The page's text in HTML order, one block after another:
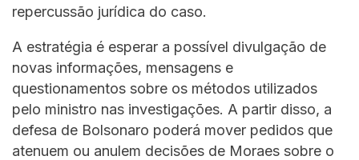
repercussão jurídica do caso.
A estratégia é esperar a possível divulgação de
novas informações, mensagens e
questionamentos sobre os métodos utilizados
pelo ministro nas investigações. A partir disso, a
defesa de Bolsonaro poderá mover pedidos que
atenuem ou anulem decisões de Moraes sobre o